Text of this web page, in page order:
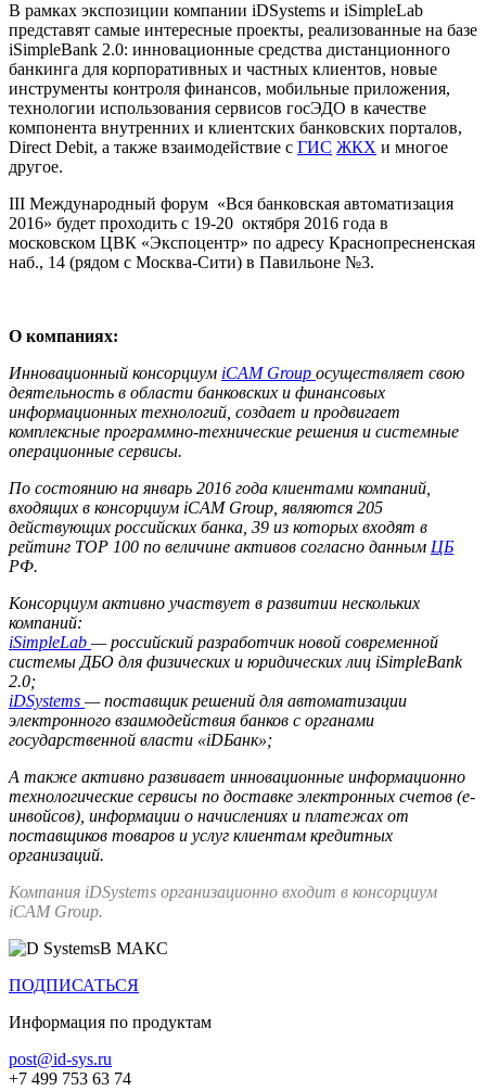
В рамках экспозиции компании iDSystems и iSimpleLab
представят самые интересные проекты, реализованные на базе
iSimpleBank 2.0: инновационные средства дистанционного
банкинга для корпоративных и частных клиентов, новые
инструменты контроля финансов, мобильные приложения,
технологии использования сервисов госЭДО в качестве
компонента внутренних и клиентских банковских порталов,
Direct Debit, а также взаимодействие с ГИС ЖКХ и многое
другое.
III Международный форум «Вся банковская автоматизация
2016» будет проходить с 19-20 октября 2016 года в
московском ЦВК «Экспоцентр» по адресу Краснопресненская
наб., 14 (рядом с Москва-Сити) в Павильоне №3.
О компаниях:
Инновационный консорциум iCAM Group осуществляет свою
деятельность в области банковских и финансовых
информационных технологий, создает и продвигает
комплексные программно-технические решения и системные
операционные сервисы.
По состоянию на январь 2016 года клиентами компаний,
входящих в консорциум iCAM Group, являются 205
действующих российских банка, 39 из которых входят в
рейтинг TOP 100 по величине активов согласно данным ЦБ
РФ.
Консорциум активно участвует в развитии нескольких
компаний:
iSimpleLab — российский разработчик новой современной
системы ДБО для физических и юридических лиц iSimpleBank
2.0;
iDSystems — поставщик решений для автоматизации
электронного взаимодействия банков с органами
государственной власти «iDБанк»;
А также активно развивает инновационные информационно
технологические сервисы по доставке электронных счетов (е-
инвойсов), информации о начислениях и платежах от
поставщиков товаров и услуг клиентам кредитных
организаций.
Компания iDSystems организационно входит в консорциум
iCAM Group.
В МАКС
ПОДПИСАТЬСЯ
Информация по продуктам
post@id-sys.ru
+7 499 753 63 74